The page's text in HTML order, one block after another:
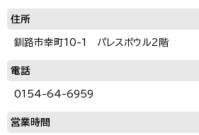
住所
釧路市幸町10-1 パレスボウル2階
電話
0154-64-6959
営業時間